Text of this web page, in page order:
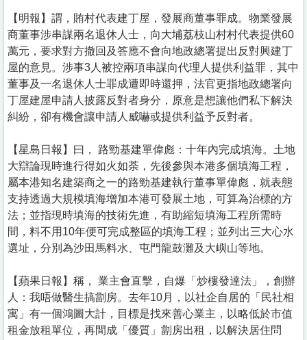
們
【明報】謂，賄村代表建丁屋，發展商董事罪成。物業發展
商董事涉串謀兩名退休人士，向大埔荔枝山村村代表提供60
萬元，要求對方撤回及答應不會向地政總署提出反對興建丁
屋的意見。涉事3人被控兩項串謀向代理人提供利益罪，其中
董事及一名退休人士罪成遭即時還押，法官更指地政總署向
丁屋建屋申請人披露反對者身分，原意是想讓他們私下解決
糾紛，卻有機會讓申請人威嚇或提供利益予反對者。
【星島日報】曰， 路勁基建單偉彪：十年內完成填海。土地
大辯論現時進行得如火如荼，先後參與本港多個填海工程，
屬本港知名建築商之一的路勁基建執行董事單偉彪，就表態
支持透過大規模填海增加本港可發展土地，可算為治標的方
法；並指現時填海的技術先進，有助縮短填海工程所需時
間，料不用10年便可完成整區的填海工程；並列出三大心水
選址，分別為沙田馬料水、屯門龍鼓灘及大嶼山等地。
【蘋果日報】稱， 業主會直擊，自爆「炒樓發達法」，創辦
人：我唔做醫生搞劏房。去年10月，以社企自居的「民社相
寓」有一個鴻圖大計，目標是找來善心業主，以略低於市值
租金放租單位，再間成「優質」劏房出租，以解決居住問